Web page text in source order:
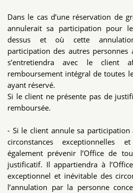
Dans le cas d’une réservation de
annulerait sa participation pour
dessus et où cette
participation des autres
s’entretiendra avec le client
remboursement intégral de toutes
ayant réservé.
Si le client ne présente pas de
remboursée.
- Si le client annule sa participation
circonstances
également prévenir l’Office de
justificatif. Il appartiendra à
exceptionnel et inévitable des
l’annulation par la personne